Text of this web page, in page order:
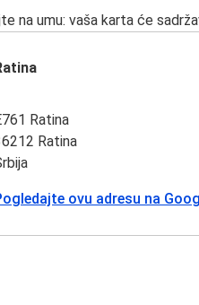
na umu: vaša karta će
Ratina
Ratina
ovu adresu na